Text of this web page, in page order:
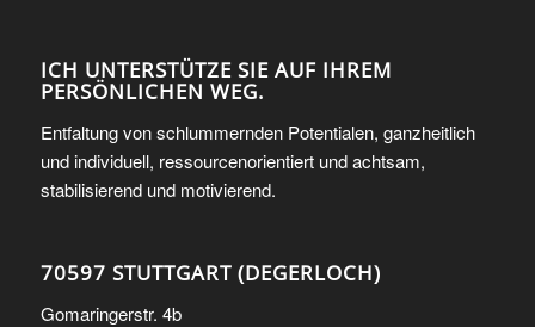
ICH UNTERSTÜTZE SIE AUF IHREM
PERSÖNLICHEN WEG.
Entfaltung von schlummernden Potentialen, ganzheitlich
und individuell, ressourcenorientiert und achtsam,
stabilisierend und motivierend.
70597 STUTTGART (DEGERLOCH)
Gomaringerstr. 4b